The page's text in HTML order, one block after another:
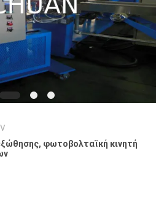
φωτοβολταϊκή κινητή